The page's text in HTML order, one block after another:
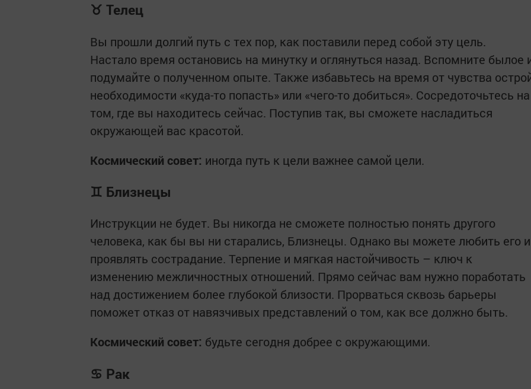
♉ Телец
Вы прошли долгий путь с тех пор, как поставили перед собой эту цель.
Настало время остановись на минутку и оглянуться назад. Вспомните былое
подумайте о полученном опыте. Также избавьтесь на время от чувства
необходимости «куда-то попасть» или «чего-то добиться». Сосредоточьтесь на
том, где вы находитесь сейчас. Поступив так, вы сможете насладиться
окружающей вас красотой.
Космический совет: иногда путь к цели важнее самой цели.
♊ Близнецы
Инструкции не будет. Вы никогда не сможете полностью понять другого
человека, как бы вы ни старались, Близнецы. Однако вы можете любить его и
проявлять сострадание. Терпение и мягкая настойчивость – ключ к
изменению межличностных отношений. Прямо сейчас вам нужно поработать
над достижением более глубокой близости. Прорваться сквозь барьеры
поможет отказ от навязчивых представлений о том, как все должно быть.
Космический совет: будьте сегодня добрее с окружающими.
♋ Рак